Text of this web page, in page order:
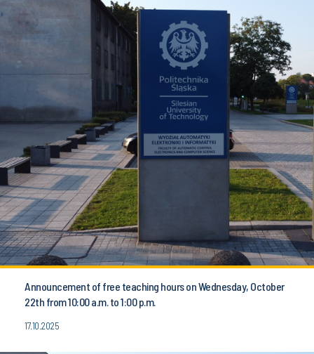
Announcement of free teaching hours on Wednesday, October
22th from 10:00 a.m. to 1:00 p.m.
17.10.2025